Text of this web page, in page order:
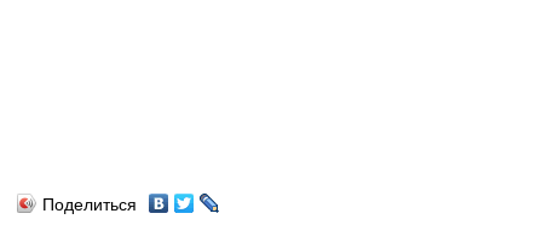
Поделиться